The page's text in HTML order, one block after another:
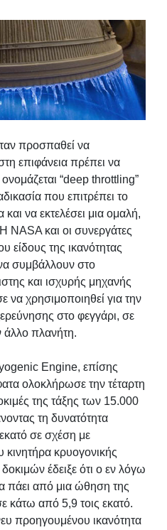
προσπαθεί να
επιφάνεια πρέπει να
“deep throttling”
που επιτρέπει το
να εκτελέσει μια ομαλή,
NASA και οι συνεργάτες
είδους της ικανότητας
συμβάλλουν στο
και ισχυρής μηχανής
χρησιμοποιηθεί για την
στο φεγγάρι, σε
άλλο πλανήτη.
Engine, επίσης
ολοκλήρωσε την τέταρτη
της τάξης των 15.000
τη δυνατότητα
σε σχέση με
κινητήρα κρυογονικής
έδειξε ότι ο εν λόγω
πάει από μια ώθηση της
κάτω από 5,9 τοις εκατό.
προηγουμένου ικανότητα